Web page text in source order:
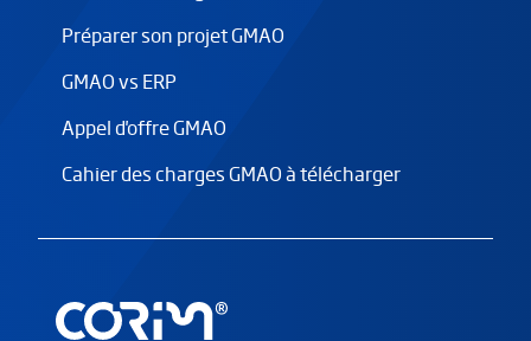
Préparer son projet GMAO
GMAO vs ERP
Appel d'offre GMAO
Cahier des charges GMAO à télécharger